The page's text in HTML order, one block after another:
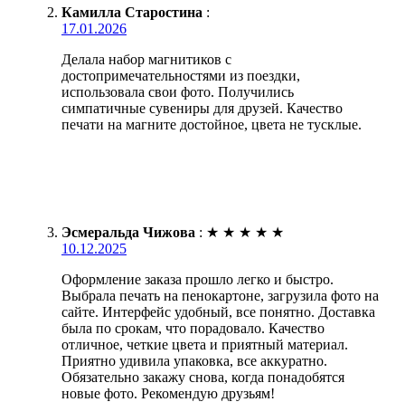
Камилла Старостина :
17.01.2026
Делала набор магнитиков с
достопримечательностями из поездки,
использовала свои фото. Получились
симпатичные сувениры для друзей. Качество
печати на магните достойное, цвета не тусклые.
Эсмеральда Чижова : ★ ★ ★ ★ ★
10.12.2025
Оформление заказа прошло легко и быстро.
Выбрала печать на пенокартоне, загрузила фото на
сайте. Интерфейс удобный, все понятно. Доставка
была по срокам, что порадовало. Качество
отличное, четкие цвета и приятный материал.
Приятно удивила упаковка, все аккуратно.
Обязательно закажу снова, когда понадобятся
новые фото. Рекомендую друзьям!